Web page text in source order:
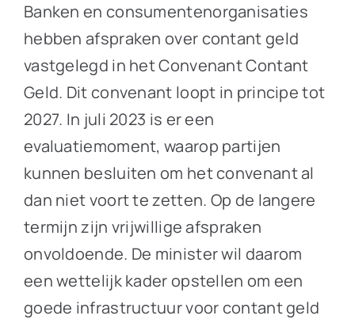
Banken en consumentenorganisaties
hebben afspraken over contant geld
vastgelegd in het Convenant Contant
Geld. Dit convenant loopt in principe tot
2027. In juli 2023 is er een
evaluatiemoment, waarop partijen
kunnen besluiten om het convenant al
dan niet voort te zetten. Op de langere
termijn zijn vrijwillige afspraken
onvoldoende. De minister wil daarom
een wettelijk kader opstellen om een
goede infrastructuur voor contant geld